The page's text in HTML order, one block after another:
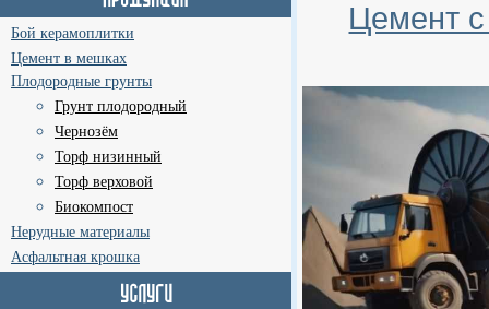
Бой керамоплитки
Цемент в мешках
Плодородные грунты
Грунт плодородный
Чернозём
Торф низинный
Торф верховой
Биокомпост
Нерудные материалы
Асфальтная крошка
Цемент